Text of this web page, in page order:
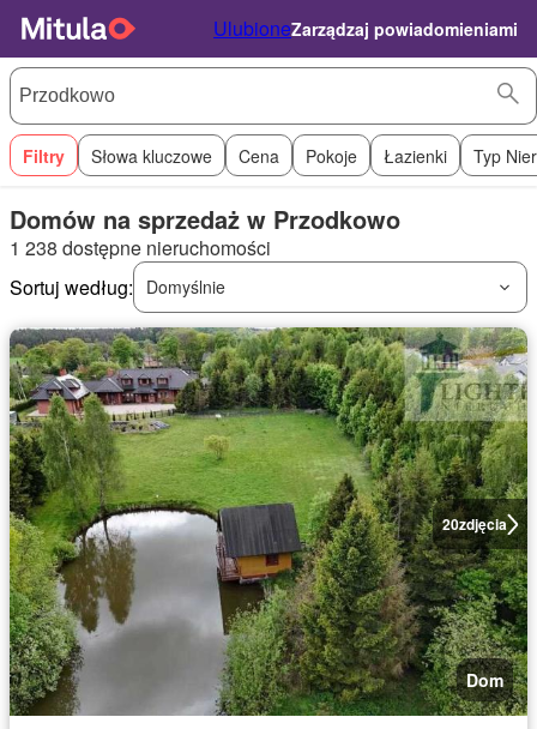
UlubioneZarządzaj powiadomieniami
Filtry Słowa kluczowe Cena Pokoje Łazienki Typ
Domów na sprzedaż w Przodkowo
1 238 dostępne nieruchomości
Sortuj według:
Domyślnie
20zdjęcia
Dom